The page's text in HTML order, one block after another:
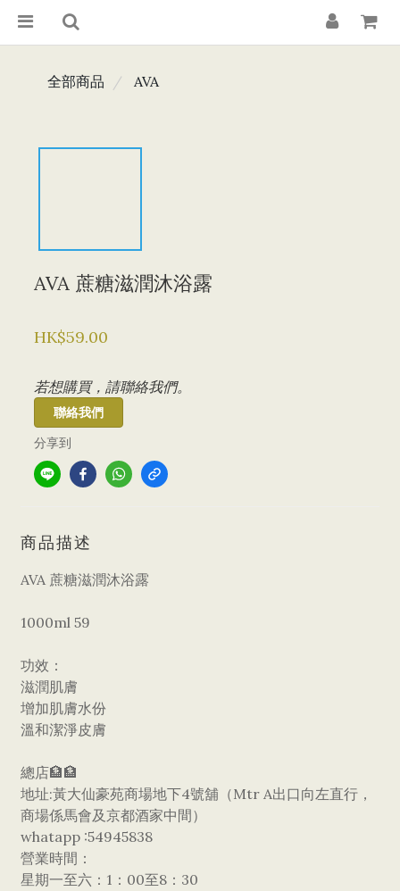
全部商品 AVA
AVA 蔗糖滋潤沐浴露
HK$59.00
若想購買，請聯絡我們。
聯絡我們
分享到
商品描述
AVA 蔗糖滋潤沐浴露
1000ml 59
功效：
滋潤肌膚
增加肌膚水份
溫和潔淨皮膚
總店🏦🏦
地址:黃大仙豪苑商場地下4號舖（Mtr A出口向左直行，
商場係馬會及京都酒家中間）
whatapp :54945838
營業時間：
星期一至六：1：00至8：30